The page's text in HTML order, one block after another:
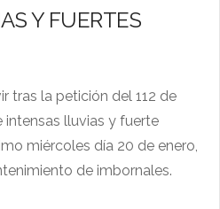
Y FUERTES
tras la petición del 112 de
intensas lluvias y fuerte
miércoles día 20 de enero,
de imbornales.